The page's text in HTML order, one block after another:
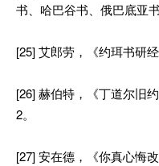
书、哈巴谷书、俄巴底亚
[25] 艾郎劳，《约珥书研经
[26] 赫伯特，《丁道尔旧
2。
[27] 安在德，《你真心悔